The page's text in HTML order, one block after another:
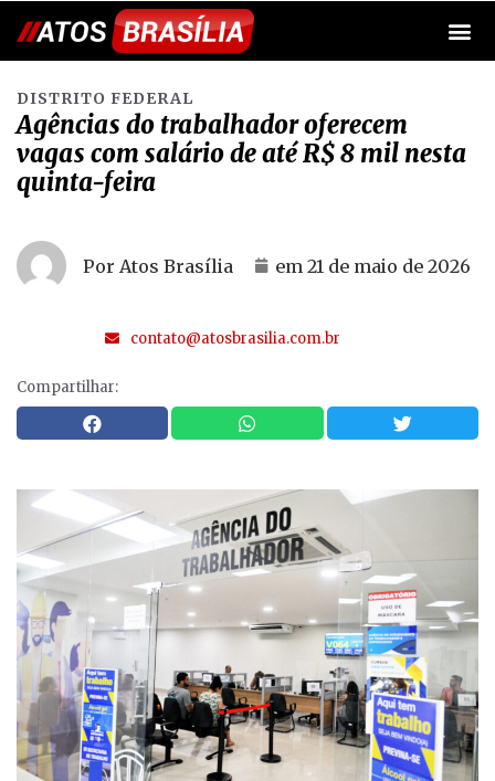
DISTRITO FEDERAL
Agências do trabalhador oferecem
vagas com salário de até R$ 8 mil nesta
quinta-feira
Por Atos Brasília em 21 de maio de 2026
contato@atosbrasilia.com.br
Compartilhar: